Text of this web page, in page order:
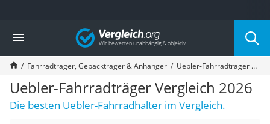
Die beliebtesten Vergleiche nach Kategorie
Freizeit & Sport
Gartentrampolin
Trampolin
Metalldetektor
Eufab-Fahrradträger
Trampolin 366 cm
Vergleich
Fahrradträger, Gepäckträger & Anhänger Uebler-Fahrradträger Vergleich 2026
Uebler-Fahrradträger Vergleich 2026
Die besten Uebler-Fahrradhalter im Vergleich.